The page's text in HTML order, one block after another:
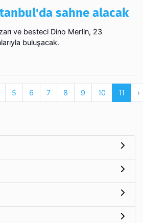
sahne alacak
ve besteci Dino Merlin, 23
buluşacak.
5 6 7 8 9 10 11 ›